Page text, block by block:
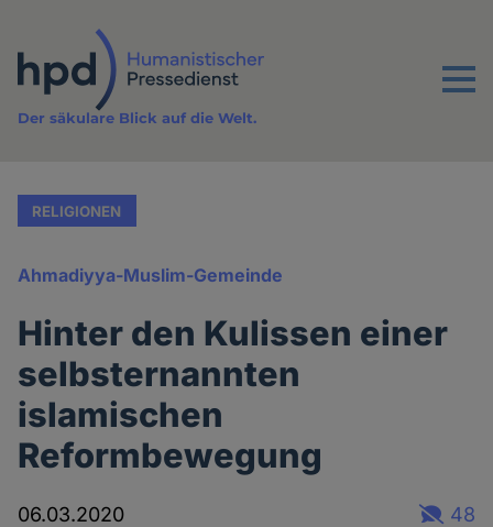
Inhalt
Menu
Der säkulare Blick auf die Welt.
RELIGIONEN
Ahmadiyya-Muslim-Gemeinde
Hinter den Kulissen einer
selbsternannten
islamischen
Reformbewegung
06.03.2020 48